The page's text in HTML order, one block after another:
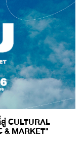
CULTURAL
& MARKET"